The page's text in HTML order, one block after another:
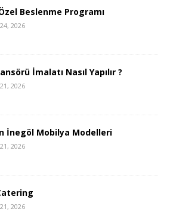
Beslenme Programı
2026
İmalatı Nasıl Yapılır ?
2026
İnegöl Mobilya Modelleri
2026
2026